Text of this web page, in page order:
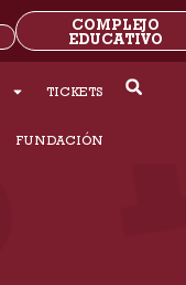
COMPLEJO
EDUCATIVO
TICKETS
FUNDACIÓN